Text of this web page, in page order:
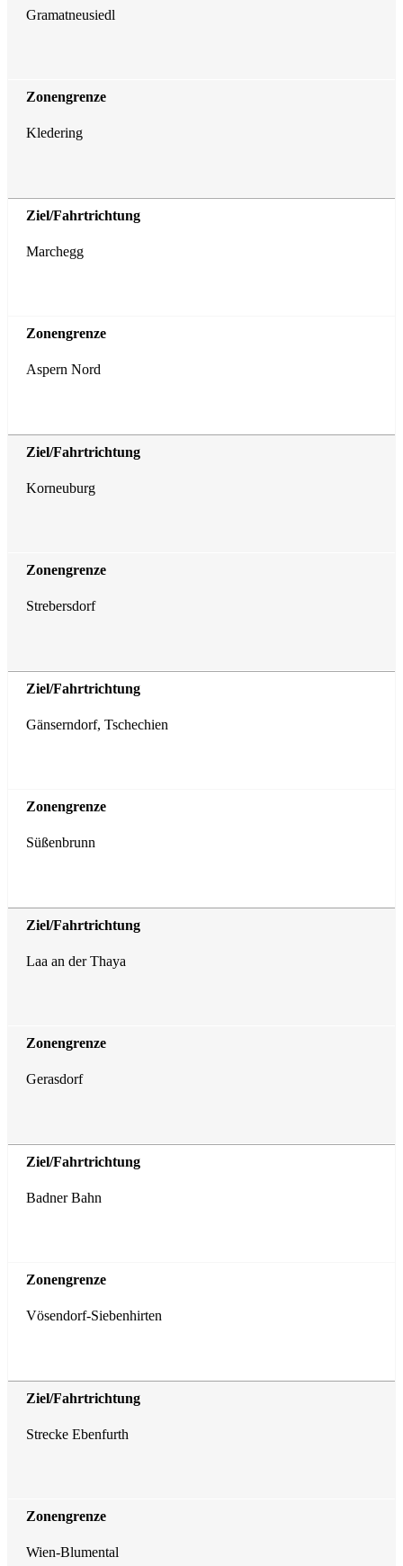
Gramatneusiedl
Kledering
Marchegg
Aspern Nord
Korneuburg
Strebersdorf
Gänserndorf, Tschechien
Süßenbrunn
Laa an der Thaya
Gerasdorf
Badner Bahn
Vösendorf-Siebenhirten
Strecke Ebenfurth
Wien-Blumental